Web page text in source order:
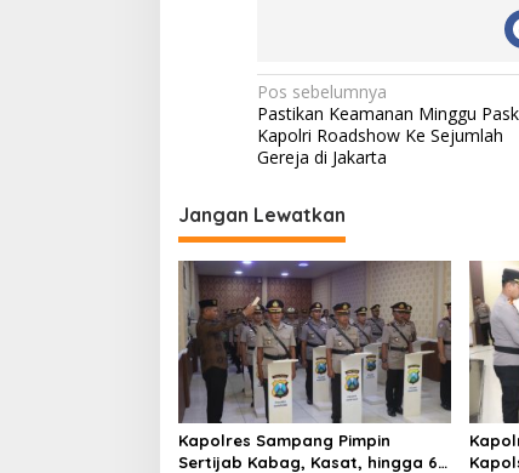
N
a
v
i
g
a
s
i
p
o
s
Pos sebelumnya
Pastikan Keamanan Minggu
Kapolri Roadshow Ke Sejumlah
Gereja di Jakarta
Jangan Lewatkan
Kapolres Sampang Pimpin
Sertijab Kabag, Kasat, hingga 6